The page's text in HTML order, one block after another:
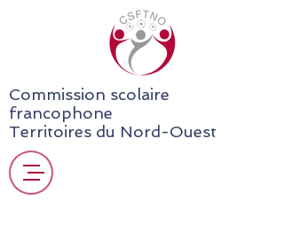
Commission scolaire
francophone
Territoires du Nord-Ouest